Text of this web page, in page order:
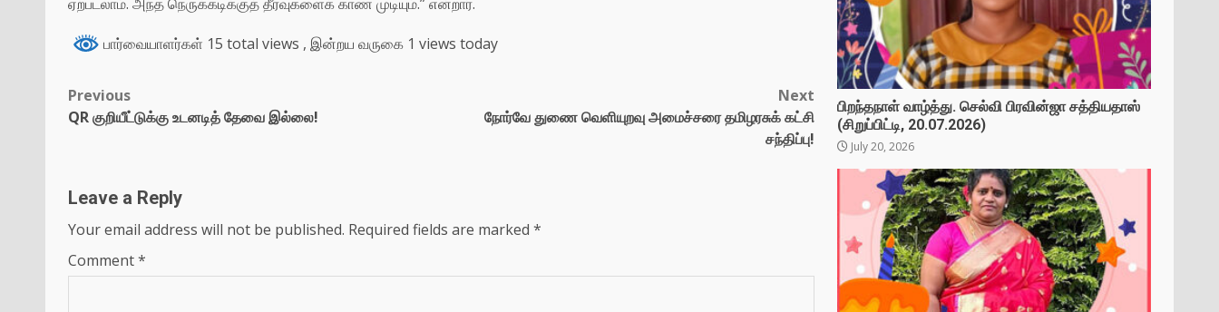
ஏற்படலாம். அந்த நெருக்கடிக்குத் தீர்வுகளைக் காண முடியும்.” என்றார்.
பார்வையாளர்கள் 15 total views , இன்றய வருகை 1 views today
Previous
QR குறியீட்டுக்கு உடனடித் தேவை இல்லை!
Next
நோர்வே துணை வெளியுறவு அமைச்சரை தமிழரசுக் கட்சி
சந்திப்பு!
Leave a Reply
Your email address will not be published. Required fields are marked *
Comment*
பிறந்தநாள் வாழ்த்து. செல்வி பிரவின்ஜா சத்தியதாஸ்
(சிறுப்பிட்டி, 20.07.2026)
July 20, 2026